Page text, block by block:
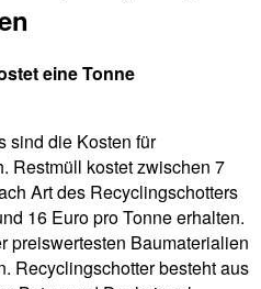
eine Tonne
sind die Kosten für
Restmüll kostet zwischen 7
Art des Recyclingschotters
16 Euro pro Tonne erhalten.
preiswertesten Baumaterialien
Recyclingschotter besteht aus